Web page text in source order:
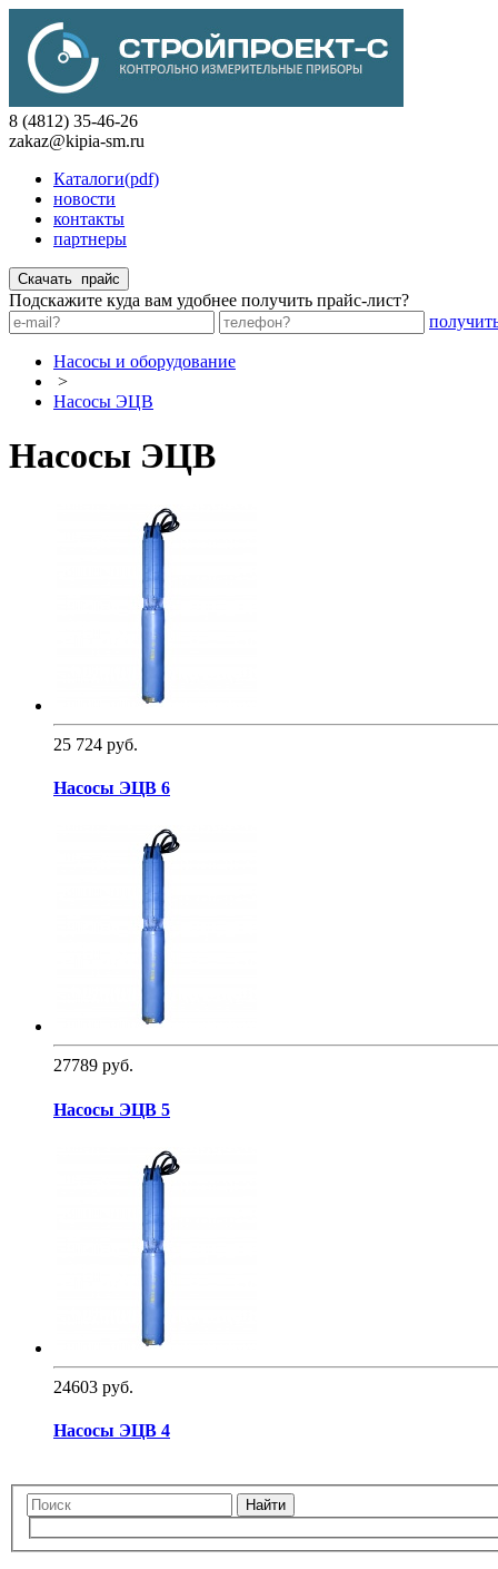
8 (4812) 35-46-26
zakaz@kipia-sm.ru
Каталоги(pdf)
новости
контакты
партнеры
Подскажите куда вам удобнее получить прайс-лист?
Насосы и оборудование
>
Насосы ЭЦВ
Насосы ЭЦВ
25 724 руб.
Насосы ЭЦВ 6
27789 руб.
Насосы ЭЦВ 5
24603 руб.
Насосы ЭЦВ 4
Найти